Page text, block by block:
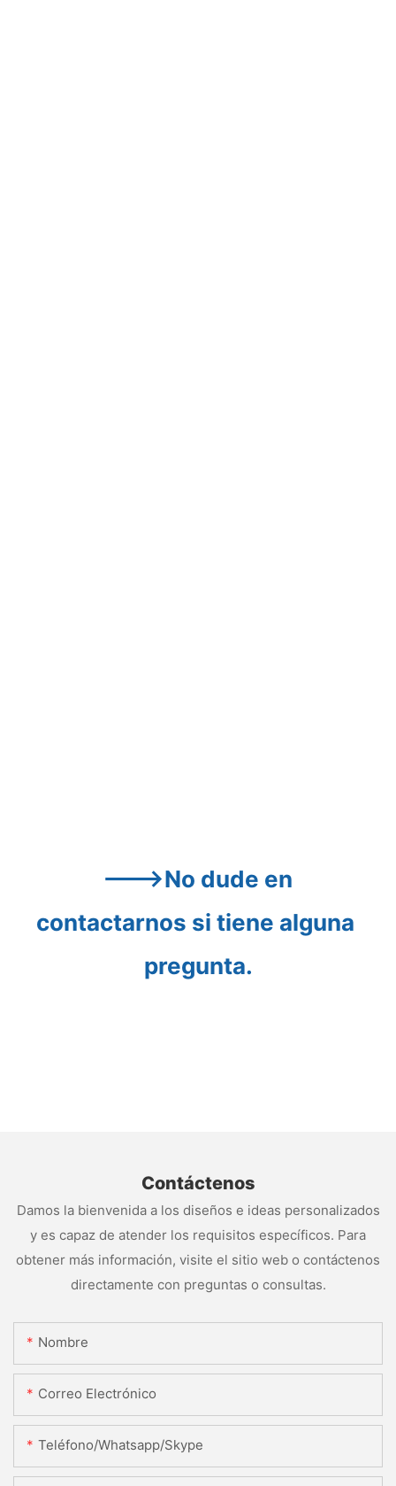
--->No dude en
contactarnos si tiene alguna
pregunta.
Contáctenos
Damos la bienvenida a los diseños e ideas personalizados
y es capaz de atender los requisitos específicos. Para
obtener más información, visite el sitio web o contáctenos
directamente con preguntas o consultas.
Nombre
Correo Electrónico
Teléfono/whatsapp/skype